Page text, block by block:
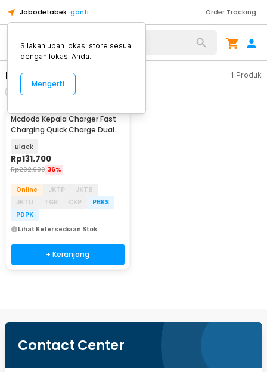
Jabodetabek ganti Order Tracking
Alat Kopi
Mcdodo 1 Produk
Urutkan
Mcdodo Kepala Charger Fast
Charging Quick Charge Dual
Black
Rp131.700
Rp202.900 36%
Online JKTP
JKTB
JKTU
TGR CKP
PBKS
PDPK
Lihat Ketersediaan Stok
+ Keranjang
Contact Center
Silakan ubah lokasi store sesuai
dengan lokasi Anda.
Mengerti